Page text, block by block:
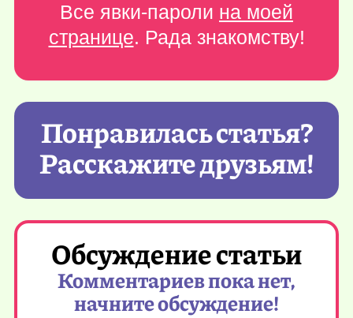
Все явки-пароли на моей
странице. Рада знакомству!
Понравилась статья?
Расскажите друзьям!
Обсуждение статьи
Комментариев пока нет,
начните обсуждение!